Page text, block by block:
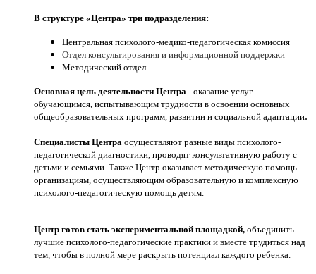
В структуре «Центра» три подразделения:
Центральная психолого-медико-педагогическая комиссия
Отдел консультирования и информационной поддержки
Методический отдел
Основная цель деятельности Центра - оказание услуг
обучающимся, испытывающим трудности в освоении основных
общеобразовательных программ, развитии и социальной адаптации.
Специалисты Центра осуществляют разные виды психолого-
педагогической диагностики, проводят консультативную работу с
детьми и семьями. Также Центр оказывает методическую помощь
организациям, осуществляющим образовательную и комплексную
психолого-педагогическую помощь детям.
Центр готов стать экспериментальной площадкой, объединить
лучшие психолого-педагогические практики и вместе трудиться над
тем, чтобы в полной мере раскрыть потенциал каждого ребенка.